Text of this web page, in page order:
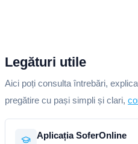
Legături utile
Aici poți consulta întrebări,
pregătire cu pași simpli și clari,
Aplicația SoferOnline